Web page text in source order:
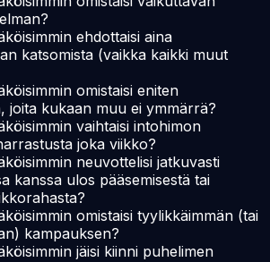
ehdottaisi aina
katsomista (vaikka kaikki muut
omistaisi eniten
joita kukaan muu ei ymmärrä?
vaihtaisi intohimon
joka viikko?
neuvottelisi jatkuvasti
kanssa ulos pääsemisestä tai
omistaisi tyylikkäimmän (tai
kampauksen?
jäisi kiinni puhelimen